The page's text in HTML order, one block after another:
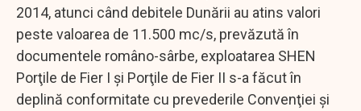
2014, atunci când debitele Dunării au atins valori
peste valoarea de 11.500 mc/s, prevăzută în
documentele româno-sârbe, exploatarea SHEN
Porţile de Fier I şi Porţile de Fier II s-a făcut în
deplină conformitate cu prevederile Convenţiei şi